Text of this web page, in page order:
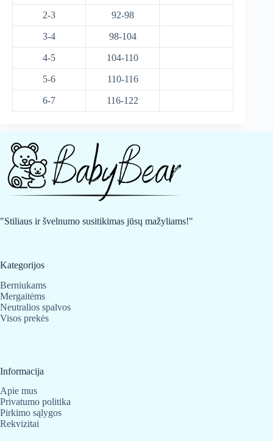
2-3 92-98
3-4 98-104
4-5 104-110
5-6 110-116
6-7 116-122
"Stiliaus ir švelnumo susitikimas jūsų mažyliams!"
Kategorijos
Berniukams
Mergaitėms
Neutralios spalvos
Visos prekės
Informacija
Apie mus
Privatumo politika
Pirkimo sąlygos
Rekvizitai